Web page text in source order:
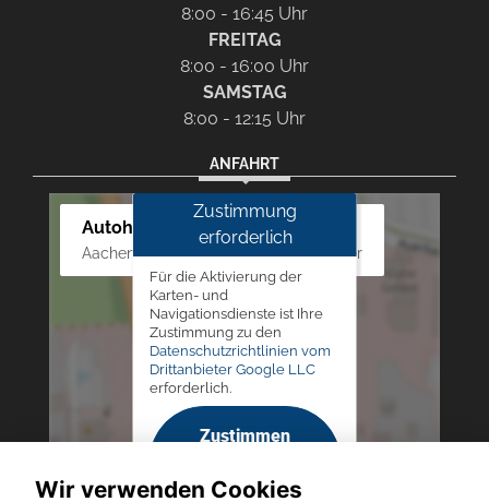
8:00 - 16:45 Uhr
FREITAG
8:00 - 16:00 Uhr
SAMSTAG
8:00 - 12:15 Uhr
ANFAHRT
Autohaus Westphal
Aachener Str. 84 - 88, 52249 Eschweiler
Zustimmung
erforderlich
Für die Aktivierung der
Karten- und
Navigationsdienste ist Ihre
Zustimmung zu den
Datenschutzrichtlinien vom
Drittanbieter Google LLC
erforderlich.
Zustimmen
aktivieren
Wir verwenden Cookies